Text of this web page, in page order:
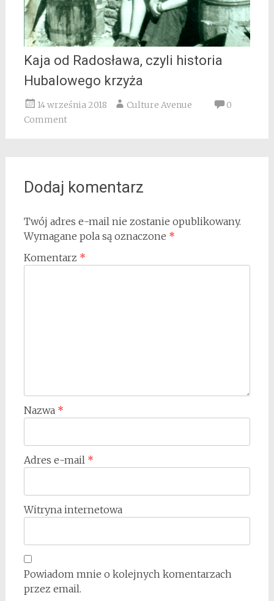
Kaja od Radosława, czyli historia
Hubalowego krzyża
14 września 2018 Culture Avenue
0
Comment
Dodaj komentarz
Twój adres e-mail nie zostanie opublikowany.
Wymagane pola są oznaczone *
Komentarz *
Nazwa *
Adres e-mail *
Witryna internetowa
Powiadom mnie o kolejnych komentarzach
przez email.